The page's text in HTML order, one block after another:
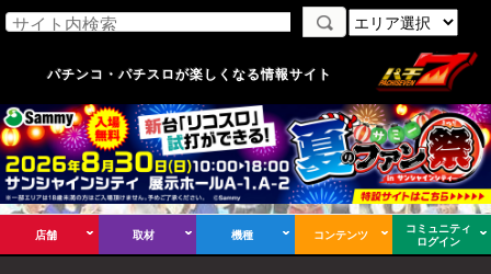
パチンコ・パチスロが楽しくなる情報サイト
店舗 取材 機種 コンテンツ
コミュニティ
ログイン